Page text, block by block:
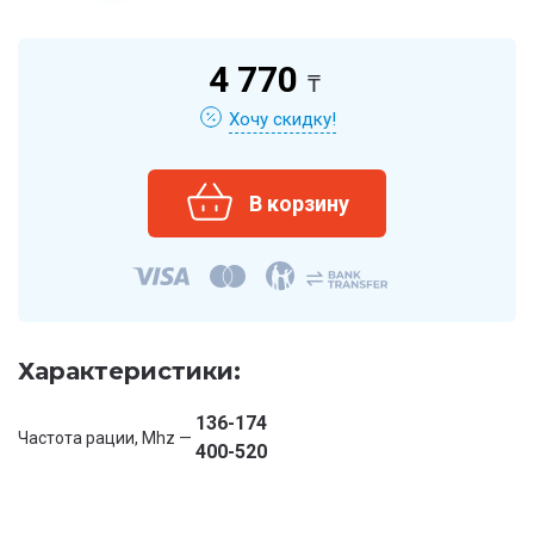
4 770 ₸
Хочу скидку!
Характеристики:
Частота рации, Mhz —
136-174
400-520